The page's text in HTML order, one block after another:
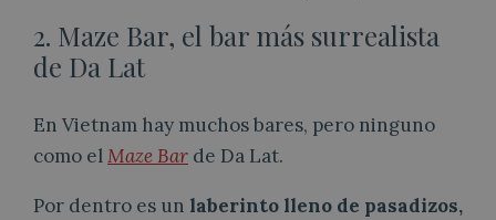
2. Maze Bar, el bar más surrealista
de Da Lat
En Vietnam hay muchos bares, pero ninguno
como elMaze Bar de Da Lat.
Por dentro es un laberinto lleno de pasadizos,